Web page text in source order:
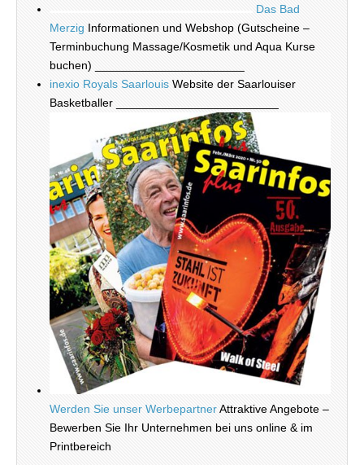
Das Bad
Merzig Informationen und Webshop (Gutscheine –
Terminbuchung Massage/Kosmetik und Aqua Kurse
buchen) _______________________
inexio Royals Saarlouis Website der Saarlouiser
Basketballer _________________________
Werden Sie unser WerbepartnerAttraktive Angebote –
Bewerben Sie Ihr Unternehmen bei uns online & im
Printbereich